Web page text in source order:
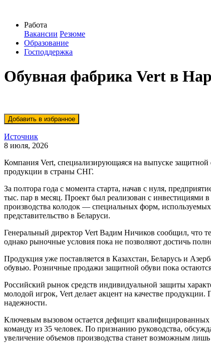
Работа
Вакансии Резюме
Образование
Господдержка
Обувная фабрика Vert в
Источник
8 июля, 2026
Компания Vert, специализирующаяся на выпуске защитной
продукции в страны СНГ.
За полтора года с момента старта, начав с нуля,
тыс. пар в месяц. Проект был реализован с инвестициями
производства колодок — специальных форм,
представительство в Беларуси.
Генеральный директор Vert Вадим Ничиков сообщил, что
однако рыночные условия пока не позволяют достичь
Продукция уже поставляется в Казахстан, Беларусь и
обувью. Розничные продажи защитной обуви пока
Российский рынок средств индивидуальной защиты
молодой игрок, Vert делает акцент на качестве
надежности.
Ключевым вызовом остается дефицит квалифицированных
команду из 35 человек. По признанию руководства,
увеличение объемов производства станет возможным